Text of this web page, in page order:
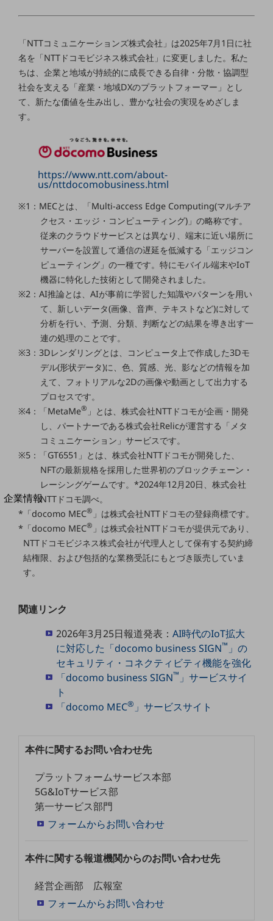
ネットワーク
モバイル・音声
バックオフィス
リモート・ハイブリッドワーク
セキュリティ
業界から見つける
業界から見つけるTOP
その他の業界はこちら
ゲーム感覚で見つける
ビジネスお悩み診断
NTTドコモビジネス
オンラインショップ
モバイル・ICTサービスをオンラインで
相談・申し込みができるバーチャルショップ
法人向けモバイルトップ
はじめての方へ
サービス・商品を探す
新規会員登録/ログインはこちら
100回線以上のお問い合わせ・お見積りはこちら
別ウィンドウで開きます
企業情報
企業情報TOP
会社案内
会社案内TOP
社長からのご挨拶
会社案内パンフレット
ニュースルーム
ニュースルームTOP
地域からの発表
社外からの評価実績
サステナビリティ
NTTドコモビジネスグループのサステナビリティ
サステナビリティ基本方針
サステナビリティレポート
「NTTコミュニケーションズ株式会社」は2025年7月1日に社
名を「NTTドコモビジネス株式会社」に変更しました。私た
ちは、企業と地域が持続的に成長できる自律・分散・協調型
社会を支える「産業・地域DXのプラットフォーマー」とし
て、新たな価値を生み出し、豊かな社会の実現をめざしま
す。
https://www.ntt.com/about-
us/nttdocomobusiness.html
※1：MECとは、「Multi-access Edge Computing(マルチア
クセス・エッジ・コンピューティング)」の略称です。
従来のクラウドサービスとは異なり、端末に近い場所に
サーバーを設置して通信の遅延を低減する「エッジコン
ピューティング」の一種です。特にモバイル端末やIoT
機器に特化した技術として開発されました。
※2：AI推論とは、AIが事前に学習した知識やパターンを用い
て、新しいデータ(画像、音声、テキストなど)に対して
分析を行い、予測、分類、判断などの結果を導き出す一
連の処理のことです。
※3：3Dレンダリングとは、コンピュータ上で作成した3Dモ
デル(形状データ)に、色、質感、光、影などの情報を加
えて、フォトリアルな2Dの画像や動画として出力する
プロセスです。
※4：「MetaMe® 」とは、株式会社NTTドコモが企画・開発
し、パートナーである株式会社Relicが運営する「メタ
コミュニケーション」サービスです。
※5：「GT6551」とは、株式会社NTTドコモが開発した、
NFTの最新規格を採用した世界初のブロックチェーン・
レーシングゲームです。*2024年12月20日、株式会社
NTTドコモ調べ。
*「docomo MEC® 」は株式会社NTTドコモの登録商標です。
*「docomo MEC® 」は株式会社NTTドコモが提供元であり、
NTTドコモビジネス株式会社が代理人として保有する契約締
結権限、および包括的な業務受託にもとづき販売していま
す。
関連リンク
2026年3月25日報道発表：AI時代のIoT拡大
に対応した「docomo business SIGN™ 」の
セキュリティ・コネクティビティ機能を強化
「docomo business SIGN™ 」サービスサイ
ト
「docomo MEC® 」サービスサイト
本件に関するお問い合わせ先
プラットフォームサービス本部
5G&IoTサービス部
第一サービス部門
フォームからお問い合わせ
本件に関する報道機関からのお問い合わせ先
経営企画部 広報室
フォームからお問い合わせ